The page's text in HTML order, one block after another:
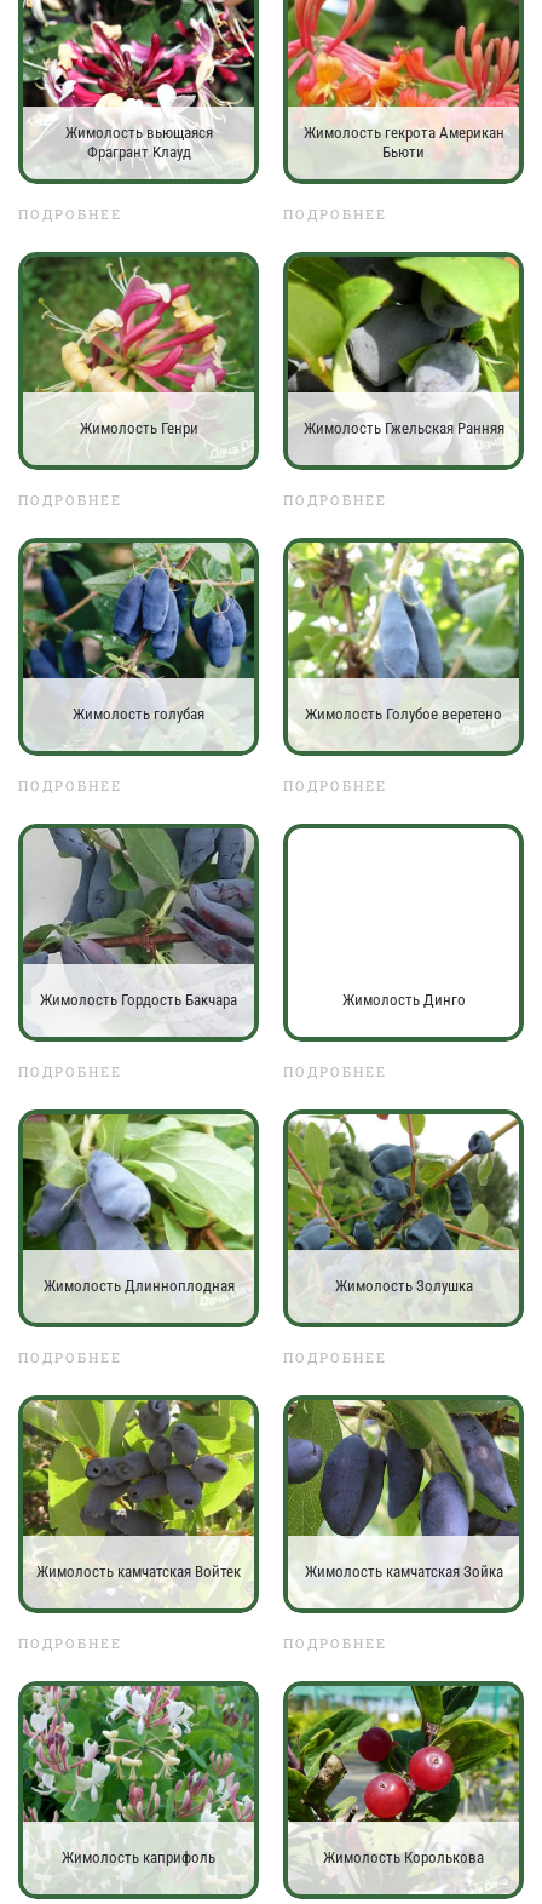
Жимолость вьющаяся
Фрагрант Клауд
ПОДРОБНЕЕ
Жимолость гекрота Американ
Бьюти
ПОДРОБНЕЕ
Жимолость Генри
ПОДРОБНЕЕ
Жимолость Гжельская Ранняя
ПОДРОБНЕЕ
Жимолость голубая
ПОДРОБНЕЕ
Жимолость Голубое веретено
ПОДРОБНЕЕ
Жимолость Гордость Бакчара
ПОДРОБНЕЕ
Жимолость Динго
ПОДРОБНЕЕ
Жимолость Длинноплодная
ПОДРОБНЕЕ
Жимолость Золушка
ПОДРОБНЕЕ
Жимолость камчатская Войтек
ПОДРОБНЕЕ
Жимолость камчатская Зойка
ПОДРОБНЕЕ
Жимолость каприфоль Жимолость Королькова